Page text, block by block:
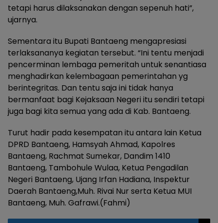
tetapi harus dilaksanakan dengan sepenuh hati”,
ujarnya.
Sementara itu Bupati Bantaeng mengapresiasi
terlaksananya kegiatan tersebut. “Ini tentu menjadi
pencerminan lembaga pemeritah untuk senantiasa
menghadirkan kelembagaan pemerintahan yg
berintegritas. Dan tentu saja ini tidak hanya
bermanfaat bagi Kejaksaan Negeri itu sendiri tetapi
juga bagi kita semua yang ada di Kab. Bantaeng.
Turut hadir pada kesempatan itu antara lain Ketua
DPRD Bantaeng, Hamsyah Ahmad, Kapolres
Bantaeng, Rachmat Sumekar, Dandim 1410
Bantaeng, Tambohule Wulaa, Ketua Pengadilan
Negeri Bantaeng, Ujang Irfan Hadiana, Inspektur
Daerah Bantaeng,Muh. Rivai Nur serta Ketua MUI
Bantaeng, Muh. Gafrawi.(Fahmi)